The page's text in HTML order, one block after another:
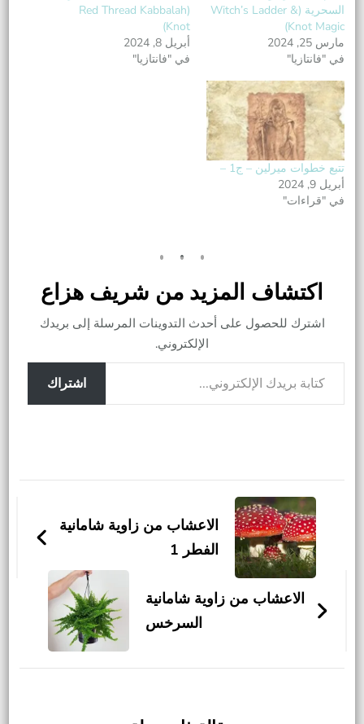
السحرية (Witch’s Ladder &
Knot Magic)
مارس 25, 2024
في "فانتازيا"
(Red Thread Kabbalah
Knot)
أبريل 8, 2024
في "فانتازيا"
تتبع خطوات ميرلين – ج1 –
أبريل 9, 2024
في "قراءات"
اكتشاف المزيد من شريف هزاع
اشترك للحصول على أحدث التدوينات المرسلة إلى بريدك
الإلكتروني.
كتابة بريدك الإلكتروني...
اشتراك
التنقل
بين
التدوينات
الاعشاب من زاوية شامانية
الفطر 1
الاعشاب من زاوية شامانية
السرخس